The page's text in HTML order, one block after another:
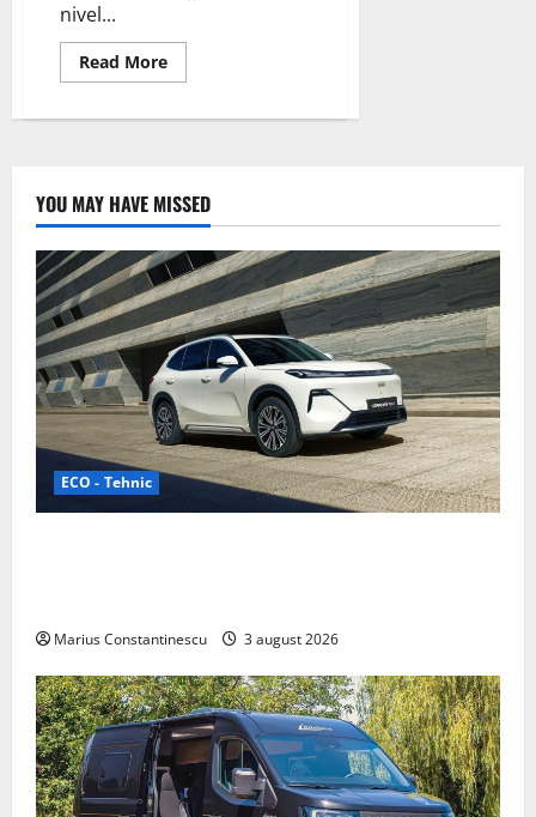
nivel...
Read MoreRead
more
privind
2024
in
raport
cu
anii
1985
–
2030
YOU MAY HAVE MISSED
ECO - Tehnic
Marius Constantinescu 3 august 2026